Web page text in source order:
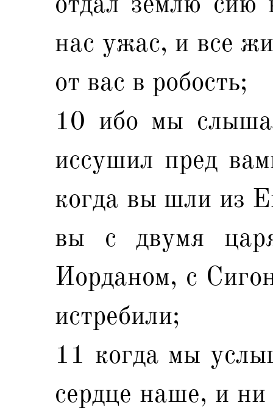
нас ужас, и все
от вас в робость;
10 ибо мы
иссушил пред
когда вы шли из
вы с двумя
Иорданом, с
истребили;
11 когда мы
сердце наше, и